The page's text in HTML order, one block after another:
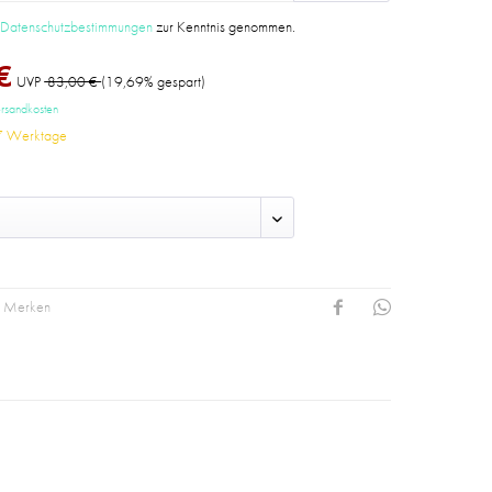
Datenschutzbestimmungenzur Kenntnis genommen.
UVP83,00 €(19,69% gespart)
Werktage
Merken